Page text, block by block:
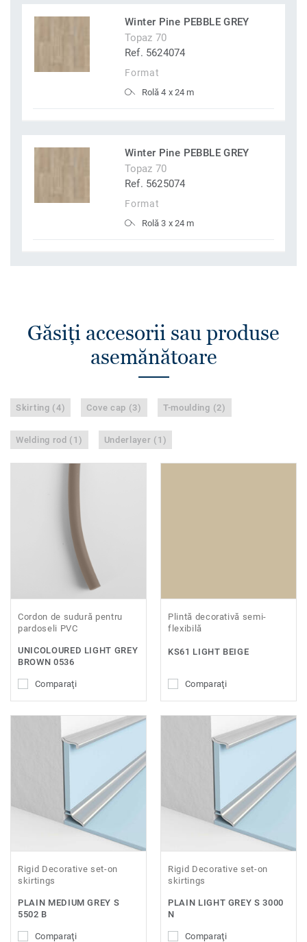
Winter Pine PEBBLE GREY
Topaz 70
Ref. 5624074
Format
Rolă 4 x 24 m
Winter Pine PEBBLE GREY
Topaz 70
Ref. 5625074
Format
Rolă 3 x 24 m
Găsiţi accesorii sau produse
asemănătoare
Skirting (4) Cove cap (3) T-moulding (2)
Welding rod (1) Underlayer (1)
Cordon de sudură pentru
pardoseli PVC
UNICOLOURED LIGHT GREY
BROWN 0536
Comparaţi
Plintă decorativă semi-
flexibilă
KS61 LIGHT BEIGE
Comparaţi
Rigid Decorative set-on
skirtings
PLAIN MEDIUM GREY S
5502 B
Comparaţi
Rigid Decorative set-on
skirtings
PLAIN LIGHT GREY S 3000
N
Comparaţi